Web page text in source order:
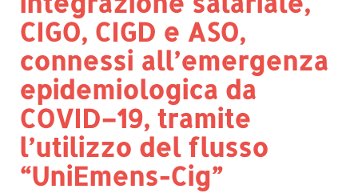
CIGO, CIGD e ASO,
connessi all’emergenza
epidemiologica da
COVID–19, tramite
l’utilizzo del flusso
“UniEmens-Cig”